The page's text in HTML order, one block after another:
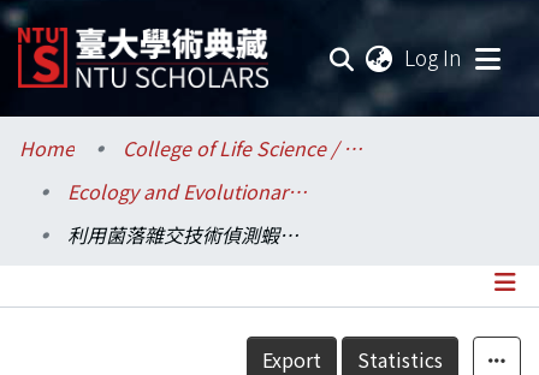
Log In
Communities & Collections
Research Outputs
Home
College of Life Science / 生命科學院
Ecology and Evolutionary Biology / 生態學與演化生物學研究所
利用菌落雜交技術偵測蝦病菌Vibrio harveyi
Details
Export Statistics